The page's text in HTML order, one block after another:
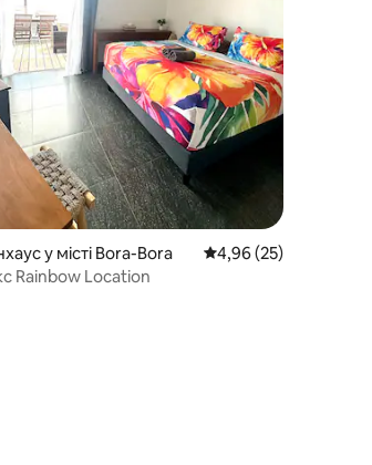
5,0 з 5, відгуки: 41
у місті Bora-Bora Середня оцінка: 4,96
4,96 (25)
Rainbow Location